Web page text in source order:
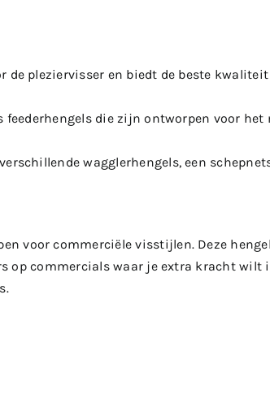
de pleziervisser en biedt de beste
die zijn ontworpen voor het
wagglerhengels, een
voor commerciële visstijlen. Deze
op commercials waar je extra kracht wilt